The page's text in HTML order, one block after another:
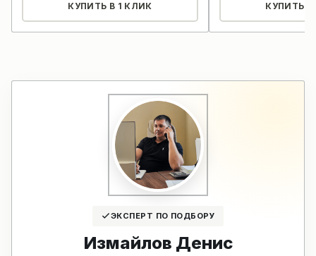
КУПИТЬ В 1 КЛИК КУПИТЬ В
ЭКСПЕРТ ПО ПОДБОРУ
Измайлов Денис